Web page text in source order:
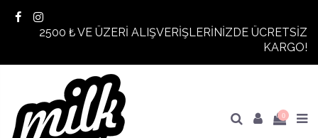
2500 ₺ VE ÜZERİ ALIŞVERİŞLERİNİZDE ÜCRETSİZ
KARGO!
0